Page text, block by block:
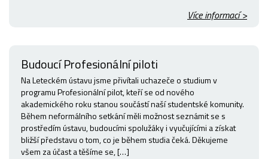
Více informací >
Budoucí Profesionální piloti
Na Leteckém ústavu jsme přivítali uchazeče o studium v
programu Profesionální pilot, kteří se od nového
akademického roku stanou součástí naší studentské komunity.
Během neformálního setkání měli možnost seznámit se s
prostředím ústavu, budoucími spolužáky i vyučujícími a získat
bližší představu o tom, co je během studia čeká. Děkujeme
všem za účast a těšíme se, […]